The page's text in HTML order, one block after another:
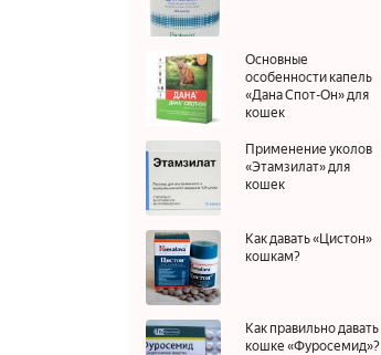
Основные
особенности капель
«Дана Спот-Он» для
кошек
Применение уколов
«Этамзилат» для
кошек
Как давать «Цистон»
кошкам?
Как правильно давать
кошке «Фуросемид»?